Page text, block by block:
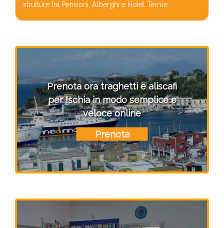
strutture fra Pensioni, Alberghi e Hotel Terme.
Prenota ora traghetti e aliscafi
per Ischia in modo semplice e
veloce online
Prenota